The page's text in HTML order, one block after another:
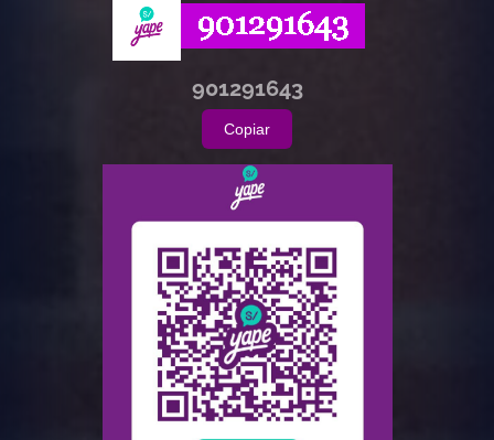
901291643
Copiar